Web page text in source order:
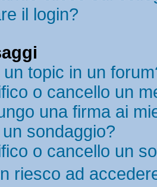
il login?
topic in un
o cancello un
una firma ai
sondaggio?
o cancello un
riesco ad